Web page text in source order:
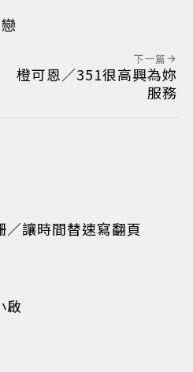
下一篇
橙可恩／351很高興為妳
服務
／讓時間替速寫翻頁
啟